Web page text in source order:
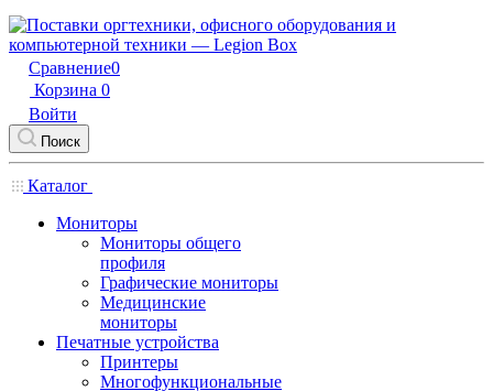
Сравнение0
Корзина 0
Войти
Поиск
Каталог
Мониторы
Мониторы общего
профиля
Графические мониторы
Медицинские
мониторы
Печатные устройства
Принтеры
Многофункциональные